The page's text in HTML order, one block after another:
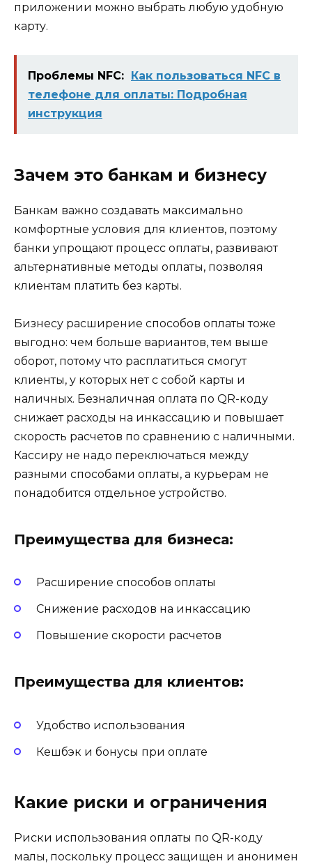
приложении можно выбрать любую удобную
карту.
Проблемы NFC: Как пользоваться NFC в
телефоне для оплаты: Подробная
инструкция
Зачем это банкам и бизнесу
Банкам важно создавать максимально
комфортные условия для клиентов, поэтому
банки упрощают процесс оплаты, развивают
альтернативные методы оплаты, позволяя
клиентам платить без карты.
Бизнесу расширение способов оплаты тоже
выгодно: чем больше вариантов, тем выше
оборот, потому что расплатиться смогут
клиенты, у которых нет с собой карты и
наличных. Безналичная оплата по QR-коду
снижает расходы на инкассацию и повышает
скорость расчетов по сравнению с наличными.
Кассиру не надо переключаться между
разными способами оплаты, а курьерам не
понадобится отдельное устройство.
Преимущества для бизнеса:
Расширение способов оплаты
Снижение расходов на инкассацию
Повышение скорости расчетов
Преимущества для клиентов:
Удобство использования
Кешбэк и бонусы при оплате
Какие риски и ограничения
Риски использования оплаты по QR-коду
малы, поскольку процесс защищен и анонимен